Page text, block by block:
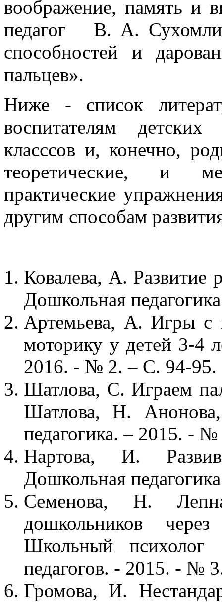
воображение, память и
педагог В. А.
способностей и
пальцев».
Ниже - список
воспитателям
класссов и, конечно,
теоретические, и
практические
другим способам
Ковалева, А. Развитие
Дошкольная
Артемьева, А. Игры с
моторику у детей 3-4
2016. - № 2. – С. 94-95.
Шатлова, С. Играем
Шатлова, Н.
педагогика. – 2015. -
Нартова, И.
Дошкольная
Семенова, Н.
дошкольников
Школьный психолог
педагогов. - 2015. - №
Громова, И.